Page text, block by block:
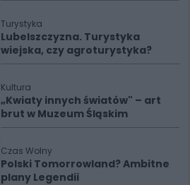
Turystyka
Lubelszczyzna. Turystyka
wiejska, czy agroturystyka?
Kultura
„Kwiaty innych światów" – art
brut w Muzeum Śląskim
Czas Wolny
Polski Tomorrowland? Ambitne
plany Legendii